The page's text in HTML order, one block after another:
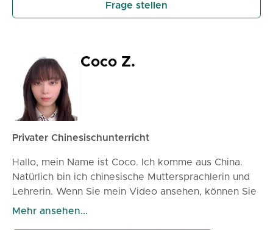
Frage stellen
Coco Z.
Privater Chinesischunterricht
Hallo, mein Name ist Coco. Ich komme aus China.
Natürlich bin ich chinesische Muttersprachlerin und
Lehrerin. Wenn Sie mein Video ansehen, können Sie
hören, wie ich Chinesisch laut und deutlich
Mehr ansehen...